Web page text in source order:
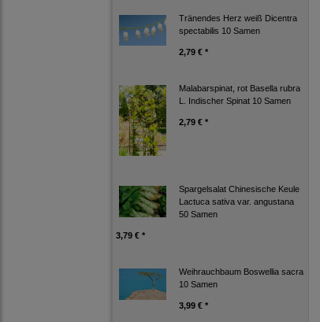
Tränendes Herz weiß Dicentra
spectabilis 10 Samen
2,79 € *
Malabarspinat, rot Basella rubra
L. Indischer Spinat 10 Samen
2,79 € *
Spargelsalat Chinesische Keule
Lactuca sativa var. angustana
50 Samen
3,79 € *
Weihrauchbaum Boswellia sacra
10 Samen
3,99 € *